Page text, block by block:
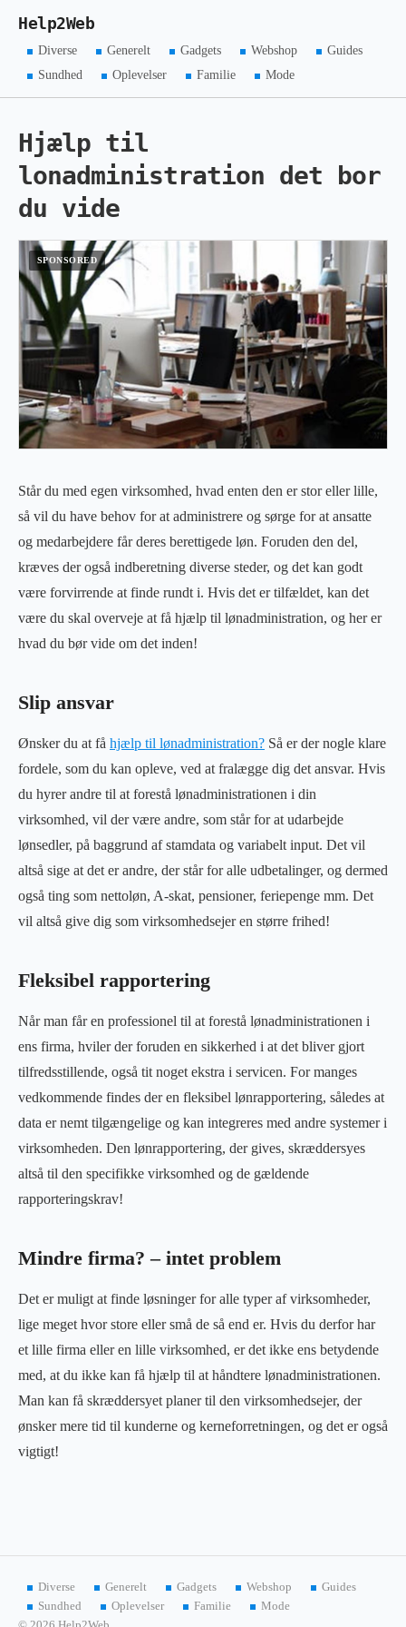
Help2Web
Diverse Generelt Gadgets Webshop
Guides
Sundhed
Oplevelser Familie Mode
Hjælp til
lonadministration det bor
du vide
Står du med egen virksomhed, hvad enten den er stor eller lille,
så vil du have behov for at administrere og sørge for at ansatte
og medarbejdere får deres berettigede løn. Foruden den del,
kræves der også indberetning diverse steder, og det kan godt
være forvirrende at finde rundt i. Hvis det er tilfældet, kan det
være du skal overveje at få hjælp til lønadministration, og her er
hvad du bør vide om det inden!
Slip ansvar
Ønsker du at få hjælp til lønadministration? Så er der nogle klare
fordele, som du kan opleve, ved at fralægge dig det ansvar. Hvis
du hyrer andre til at forestå lønadministrationen i din
virksomhed, vil der være andre, som står for at udarbejde
lønsedler, på baggrund af stamdata og variabelt input. Det vil
altså sige at det er andre, der står for alle udbetalinger, og dermed
også ting som nettoløn, A-skat, pensioner, feriepenge mm. Det
vil altså give dig som virksomhedsejer en større frihed!
Fleksibel rapportering
Når man får en professionel til at forestå lønadministrationen i
ens firma, hviler der foruden en sikkerhed i at det bliver gjort
tilfredsstillende, også tit noget ekstra i servicen. For manges
vedkommende findes der en fleksibel lønrapportering, således at
data er nemt tilgængelige og kan integreres med andre systemer i
virksomheden. Den lønrapportering, der gives, skræddersyes
altså til den specifikke virksomhed og de gældende
rapporteringskrav!
Mindre firma? – intet problem
Det er muligt at finde løsninger for alle typer af virksomheder,
lige meget hvor store eller små de så end er. Hvis du derfor har
et lille firma eller en lille virksomhed, er det ikke ens betydende
med, at du ikke kan få hjælp til at håndtere lønadministrationen.
Man kan få skræddersyet planer til den virksomhedsejer, der
ønsker mere tid til kunderne og kerneforretningen, og det er også
vigtigt!
Diverse Generelt Gadgets Webshop
Guides
Sundhed
Oplevelser Familie
Mode